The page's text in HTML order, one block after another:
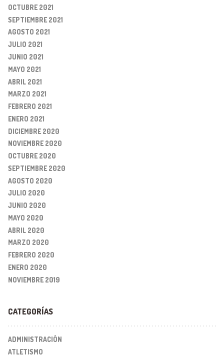
OCTUBRE 2021
SEPTIEMBRE 2021
AGOSTO 2021
JULIO 2021
JUNIO 2021
MAYO 2021
ABRIL 2021
MARZO 2021
FEBRERO 2021
ENERO 2021
DICIEMBRE 2020
NOVIEMBRE 2020
OCTUBRE 2020
SEPTIEMBRE 2020
AGOSTO 2020
JULIO 2020
JUNIO 2020
MAYO 2020
ABRIL 2020
MARZO 2020
FEBRERO 2020
ENERO 2020
NOVIEMBRE 2019
CATEGORÍAS
ADMINISTRACIÓN
ATLETISMO